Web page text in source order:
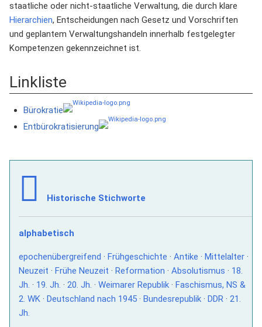
staatliche oder nicht-staatliche Verwaltung, die durch klare
Hierarchien, Entscheidungen nach Gesetz und Vorschriften
und geplantem Verwaltungshandeln innerhalb festgelegter
Kompetenzen gekennzeichnet ist.
Linkliste
Bürokratie
Entbürokratisierung
Historische Stichworte
alphabetisch
epochenübergreifend · Frühgeschichte · Antike · Mittelalter ·
Neuzeit · Frühe Neuzeit · Reformation · Absolutismus · 18.
Jh. · 19. Jh. · 20. Jh. · Weimarer Republik · Faschismus, NS &
2. WK · Deutschland nach 1945 · Bundesrepublik · DDR · 21.
Jh.